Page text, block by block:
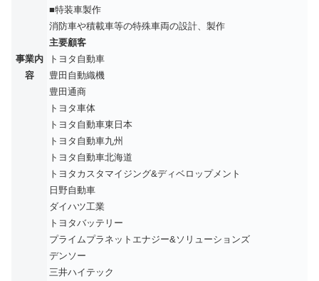
事業内
容
■特装車製作
消防車や積載車等の特殊車両の設計、製作
主要顧客
トヨタ自動車
豊田自動織機
豊田通商
トヨタ車体
トヨタ自動車東日本
トヨタ自動車九州
トヨタ自動車北海道
トヨタカスタマイジング&ディベロップメント
日野自動車
ダイハツ工業
トヨタバッテリー
プライムプラネットエナジー&ソリューションズ
デンソー
三井ハイテック